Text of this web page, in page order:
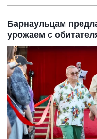
Барнаульцам
урожаем с